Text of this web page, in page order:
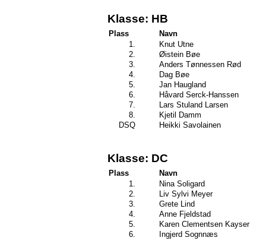
Klasse: HB
Plass
Navn
1.
Knut Utne
2.
Øistein Bøe
3.
Anders Tønnessen Rød
4.
Dag Bøe
5.
Jan Haugland
6.
Håvard Serck-Hanssen
7.
Lars Stuland Larsen
8.
Kjetil Damm
DSQ
Heikki Savolainen
Klasse: DC
Plass
Navn
1.
Nina Soligard
2.
Liv Sylvi Meyer
3.
Grete Lind
4.
Anne Fjeldstad
5.
Karen Clementsen Kayser
6.
Ingjerd Sognnæs